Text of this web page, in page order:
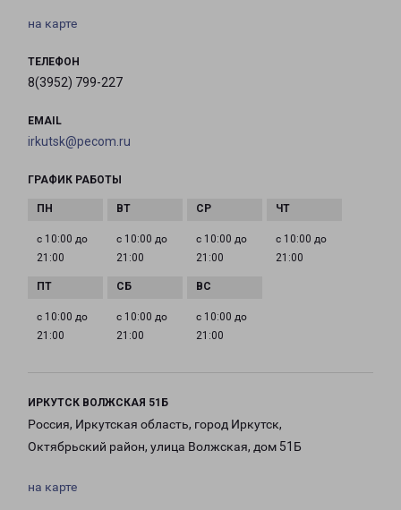
на карте
ТЕЛЕФОН
8(3952) 799-227
EMAIL
irkutsk@pecom.ru
ГРАФИК РАБОТЫ
с 10:00 до
21:00
с 10:00 до
21:00
с 10:00 до
21:00
с 10:00 до
21:00
с 10:00 до
21:00
с 10:00 до
21:00
с 10:00 до
21:00
ИРКУТСК ВОЛЖСКАЯ 51Б
Россия, Иркутская область, город Иркутск,
Октябрьский район, улица Волжская, дом 51Б
на карте